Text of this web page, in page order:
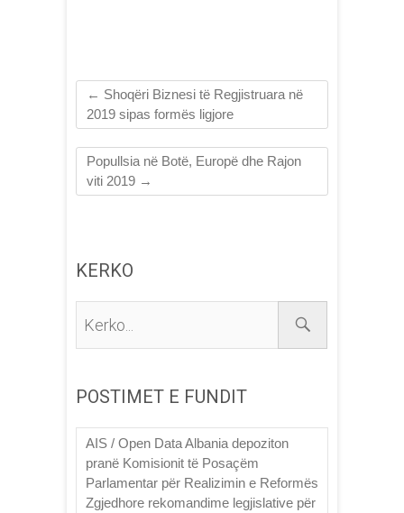
← Shoqëri Biznesi të Regjistruara në
2019 sipas formës ligjore
Popullsia në Botë, Europë dhe Rajon
viti 2019 →
KERKO
POSTIMET E FUNDIT
AIS / Open Data Albania depoziton
pranë Komisionit të Posaçëm
Parlamentar për Realizimin e Reformës
Zgjedhore rekomandime legjislative për